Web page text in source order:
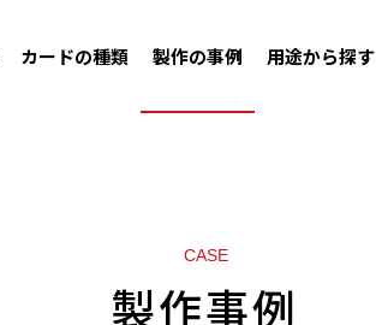
カードの種類 製作の事例 用途から探す
CASE
製作事例